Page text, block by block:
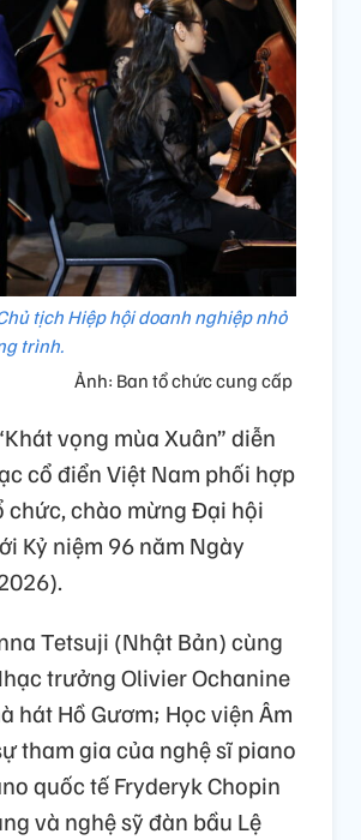
tịch Hiệp hội doanh nghiệp nhỏ
trình.
Ảnh: Ban tổ chức cung cấp
vọng mùa Xuân” diễn
cổ điển Việt Nam phối hợp
chức, chào mừng Đại hội
Kỷ niệm 96 năm Ngày
Tetsuji (Nhật Bản) cùng
trưởng Olivier Ochanine
hát Hồ Gươm; Học viện Âm
tham gia của nghệ sĩ piano
quốc tế Fryderyk Chopin
và nghệ sỹ đàn bầu Lệ